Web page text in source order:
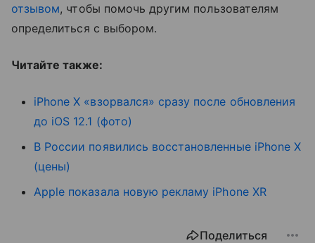
отзывом, чтобы помочь другим пользователям
определиться с выбором.
Читайте также:
iPhone X «взорвался» сразу после обновления
до iOS 12.1 (фото)
В России появились восстановленные iPhone X
(цены)
Apple показала новую рекламу iPhone XR
Поделиться